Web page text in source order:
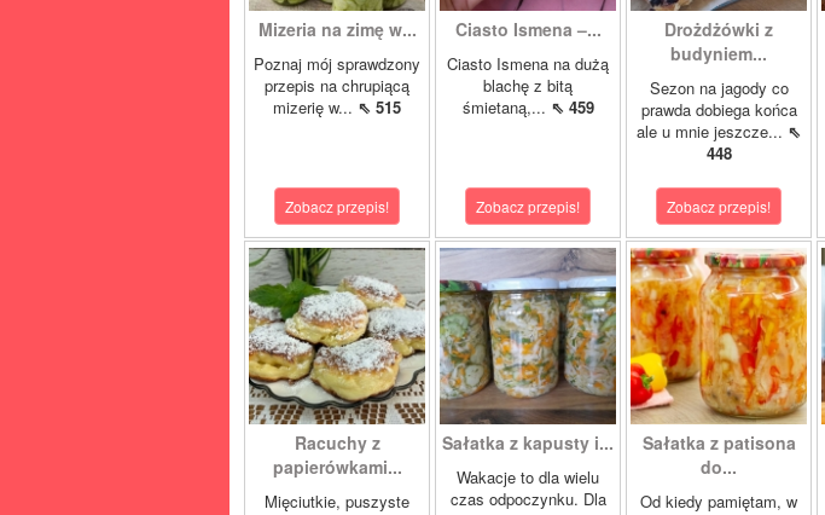
Mizeria na zimę w...
Poznaj mój sprawdzony
przepis na chrupiącą
mizerię w... ⇖ 515
Zobacz przepis!
Ciasto Ismena –...
Ciasto Ismena na dużą
blachę z bitą
śmietaną,... ⇖ 459
Zobacz przepis!
Drożdżówki z
budyniem...
Sezon na jagody co
prawda dobiega końca
ale u mnie jeszcze... ⇖
448
Zobacz przepis!
Racuchy z
papierówkami...
Mięciutkie, puszyste
Sałatka z kapusty i...
Wakacje to dla wielu
czas odpoczynku. Dla
Sałatka z patisona
do...
Od kiedy pamiętam, w